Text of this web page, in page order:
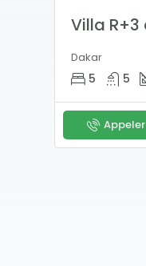
Dakar
5 5
Appeler